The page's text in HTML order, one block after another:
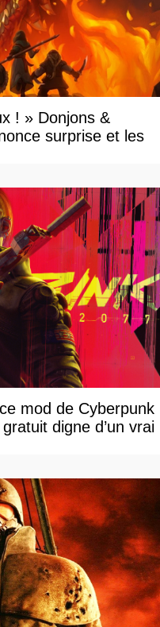
! » Donjons &
surprise et les
mod de Cyberpunk
digne d’un vrai